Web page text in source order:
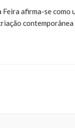
Feira afirma-se
contemporânea